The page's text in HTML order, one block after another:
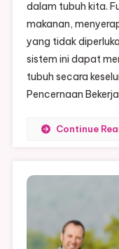
dalam tubuh kita.
makanan,
yang tidak
sistem ini dapat
tubuh secara
Pencernaan
Continue